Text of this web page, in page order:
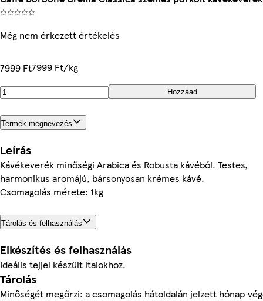
Még nem érkezett értékelés
7999 Ft7999 Ft/kg
Hozzáad
Termék megnevezés
Leírás
Kávékeverék minőségi Arabica és Robusta kávéból. Testes,
harmonikus aromájú, bársonyosan krémes kávé.
Csomagolás mérete: 1kg
Tárolás és felhasználás
Elkészítés és felhasználás
Ideális tejjel készült italokhoz.
Tárolás
Minőségét megőrzi: a csomagolás hátoldalán jelzett hónap